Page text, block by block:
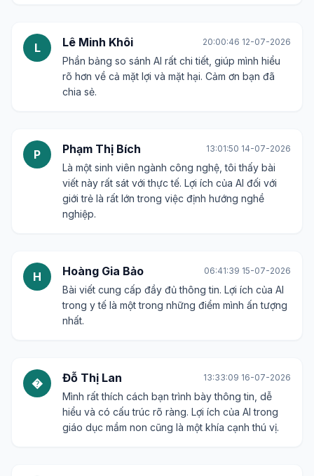
L Lê Minh Khôi 20:00:46 12-07-2026
Phần bảng so sánh AI rất chi tiết, giúp mình hiểu
rõ hơn về cả mặt lợi và mặt hại. Cảm ơn bạn đã
chia sẻ.
P Phạm Thị Bích 13:01:50 14-07-2026
Là một sinh viên ngành công nghệ, tôi thấy bài
viết này rất sát với thực tế. Lợi ích của AI đối với
giới trẻ là rất lớn trong việc định hướng nghề
nghiệp.
H Hoàng Gia Bảo 06:41:39 15-07-2026
Bài viết cung cấp đầy đủ thông tin. Lợi ích của AI
trong y tế là một trong những điểm mình ấn tượng
nhất.
� Đỗ Thị Lan 13:33:09 16-07-2026
Mình rất thích cách bạn trình bày thông tin, dễ
hiểu và có cấu trúc rõ ràng. Lợi ích của AI trong
giáo dục mầm non cũng là một khía cạnh thú vị.